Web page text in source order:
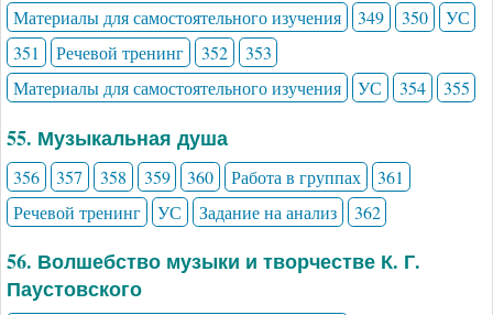
Материалы для самостоятельного изучения 349 350
УС
351
Речевой тренинг 352
353
Материалы для самостоятельного изучения
УС 354 355
55. Музыкальная душа
356 357 358 359 360 Работа в группах
361
Речевой тренинг
УС Задание на анализ 362
56. Волшебство музыки и творчестве К. Г.
Паустовского